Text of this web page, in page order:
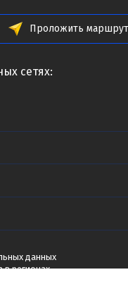
Проложить маршрут
сетях:
данных
в регионах